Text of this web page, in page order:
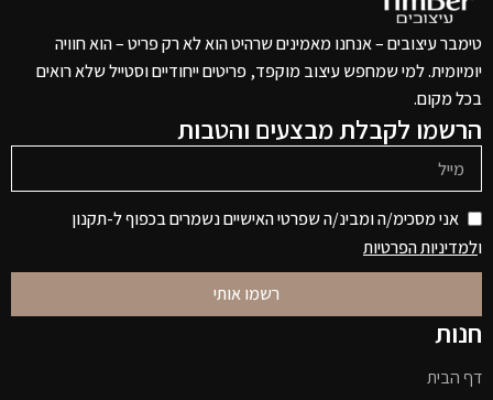
טימבר עיצובים – אנחנו מאמינים שרהיט הוא לא רק פריט – הוא חוויה
יומיומית. למי שמחפש עיצוב מוקפד, פריטים ייחודיים וסטייל שלא רואים
בכל מקום.
הרשמו לקבלת מבצעים והטבות
אני מסכימ/ה ומבינ/ה שפרטי האישיים נשמרים בכפוף ל-תקנון
ולמדיניות הפרטיות
רשמו אותי
חנות
דף הבית